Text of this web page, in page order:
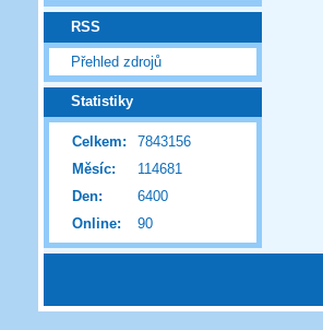
RSS
Přehled zdrojů
Statistiky
Online: 90
Celkem:
7843156
Měsíc:
114681
Den:
6400